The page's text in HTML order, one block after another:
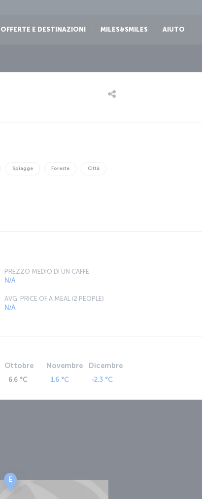
OFFERTE E DESTINAZIONI MILES&SMILES AIUTO
Spiagge Foreste Città
PREZZO MEDIO DI UN CAFFÈ
N/A
AVG. PRICE OF A MEAL (2 PEOPLE)
N/A
Ottobre
6.6 °C
Novembre
1.6 °C
Dicembre
-2.3 °C
E